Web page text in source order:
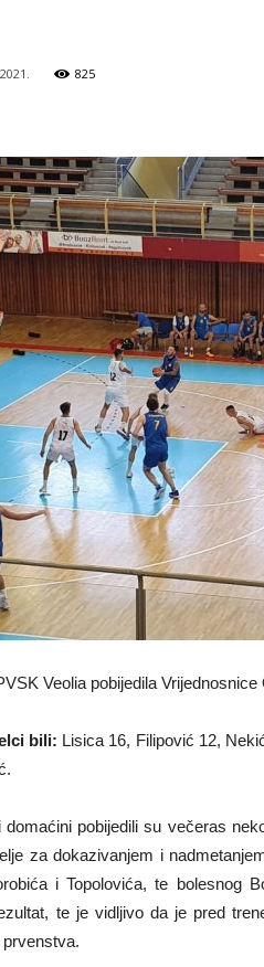
825
Veolia pobijedila
bili: Lisica 16, Filipović 12,
pobijedili su večeras
za dokazivanjem i
i Topolovića, te bolesnog
te je vidljivo da je pred